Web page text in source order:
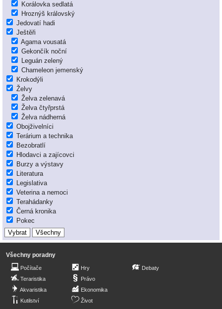
Korálovka sedlatá
Hroznýš královský
Jedovatí hadi
Ještěři
Agama vousatá
Gekončík noční
Leguán zelený
Chameleon jemenský
Krokodýli
Želvy
Želva zelenavá
Želva čtyřprstá
Želva nádherná
Obojživelníci
Terárium a technika
Bezobratlí
Hlodavci a zajícovci
Burzy a výstavy
Literatura
Legislativa
Veterina a nemoci
Terahádanky
Černá kronika
Pokec
Všechny poradny
Počítače
Teraristika
Akvaristika
Kutilství
Hry
Právo
Ekonomika
Život
Debaty